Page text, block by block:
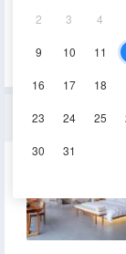
2 3 4
9 10 11
16 17 18
23 24 25
30 31